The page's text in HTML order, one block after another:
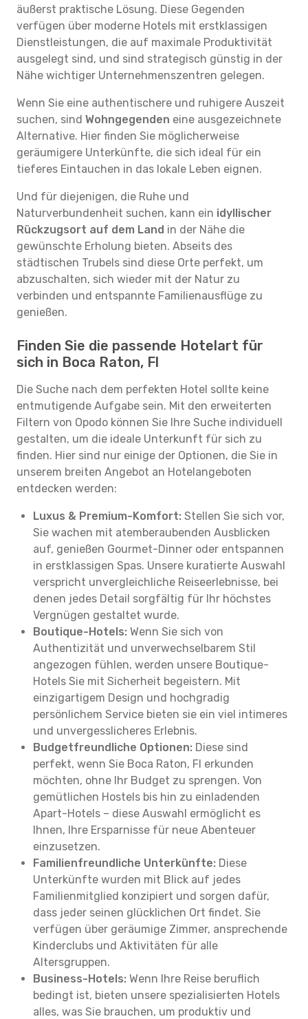
äußerst praktische Lösung. Diese Gegenden
verfügen über moderne Hotels mit erstklassigen
Dienstleistungen, die auf maximale Produktivität
ausgelegt sind, und sind strategisch günstig in der
Nähe wichtiger Unternehmenszentren gelegen.
Wenn Sie eine authentischere und ruhigere Auszeit
suchen, sind Wohngegenden eine ausgezeichnete
Alternative. Hier finden Sie möglicherweise
geräumigere Unterkünfte, die sich ideal für ein
tieferes Eintauchen in das lokale Leben eignen.
Und für diejenigen, die Ruhe und
Naturverbundenheit suchen, kann ein idyllischer
Rückzugsort auf dem Land in der Nähe die
gewünschte Erholung bieten. Abseits des
städtischen Trubels sind diese Orte perfekt, um
abzuschalten, sich wieder mit der Natur zu
verbinden und entspannte Familienausflüge zu
genießen.
Finden Sie die passende Hotelart für
sich in Boca Raton, Fl
Die Suche nach dem perfekten Hotel sollte keine
entmutigende Aufgabe sein. Mit den erweiterten
Filtern von Opodo können Sie Ihre Suche individuell
gestalten, um die ideale Unterkunft für sich zu
finden. Hier sind nur einige der Optionen, die Sie in
unserem breiten Angebot an Hotelangeboten
entdecken werden:
Luxus & Premium-Komfort: Stellen Sie sich vor,
Sie wachen mit atemberaubenden Ausblicken
auf, genießen Gourmet-Dinner oder entspannen
in erstklassigen Spas. Unsere kuratierte Auswahl
verspricht unvergleichliche Reiseerlebnisse, bei
denen jedes Detail sorgfältig für Ihr höchstes
Vergnügen gestaltet wurde.
Boutique-Hotels: Wenn Sie sich von
Authentizität und unverwechselbarem Stil
angezogen fühlen, werden unsere Boutique-
Hotels Sie mit Sicherheit begeistern. Mit
einzigartigem Design und hochgradig
persönlichem Service bieten sie ein viel intimeres
und unvergesslicheres Erlebnis.
Budgetfreundliche Optionen: Diese sind
perfekt, wenn Sie Boca Raton, Fl erkunden
möchten, ohne Ihr Budget zu sprengen. Von
gemütlichen Hostels bis hin zu einladenden
Apart-Hotels – diese Auswahl ermöglicht es
Ihnen, Ihre Ersparnisse für neue Abenteuer
einzusetzen.
Familienfreundliche Unterkünfte: Diese
Unterkünfte wurden mit Blick auf jedes
Familienmitglied konzipiert und sorgen dafür,
dass jeder seinen glücklichen Ort findet. Sie
verfügen über geräumige Zimmer, ansprechende
Kinderclubs und Aktivitäten für alle
Altersgruppen.
Business-Hotels: Wenn Ihre Reise beruflich
bedingt ist, bieten unsere spezialisierten Hotels
alles, was Sie brauchen, um produktiv und